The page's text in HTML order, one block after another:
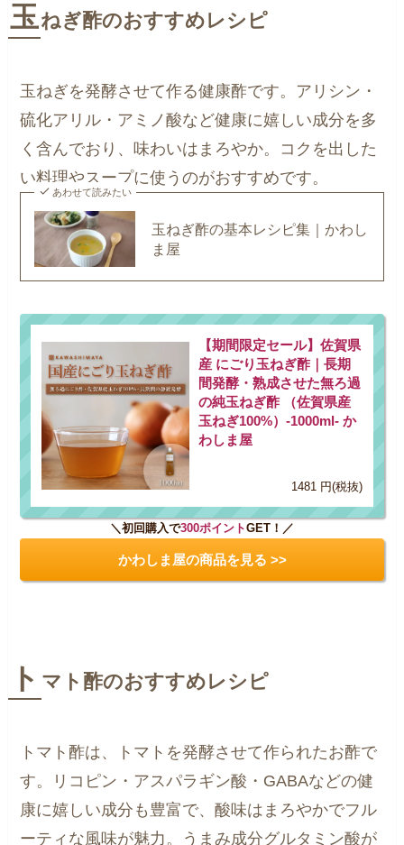
玉ねぎ酢のおすすめレシピ
玉ねぎを発酵させて作る健康酢です。アリシン・
硫化アリル・アミノ酸など健康に嬉しい成分を多
く含んでおり、味わいはまろやか。コクを出した
い料理やスープに使うのがおすすめです。
あわせて読みたい
玉ねぎ酢の基本レシピ集｜かわし
ま屋
【期間限定セール】佐賀県
産 にごり玉ねぎ酢｜長期
間発酵・熟成させた無ろ過
の純玉ねぎ酢 （佐賀県産
玉ねぎ100%）-1000ml- か
わしま屋
1481 円(税抜)
＼初回購入で300ポイントGET！／
かわしま屋の商品を見る >>
ト マト酢のおすすめレシピ
トマト酢は、トマトを発酵させて作られたお酢で
す。リコピン・アスパラギン酸・GABAなどの健
康に嬉しい成分も豊富で、酸味はまろやかでフル
ーティな風味が魅力。うまみ成分グルタミン酸が